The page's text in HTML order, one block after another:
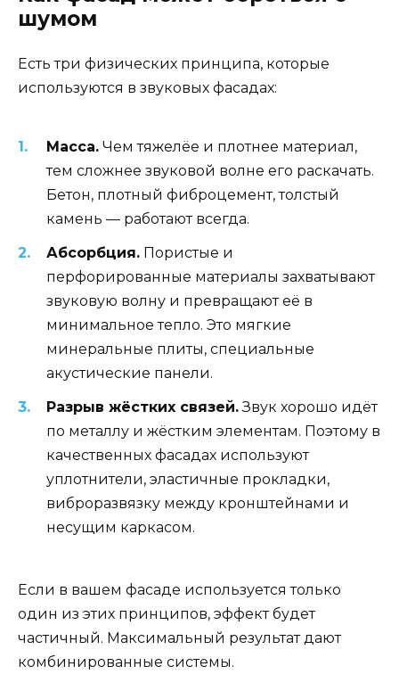
шумом
Есть три физических принципа, которые
используются в звуковых фасадах:
Масса. Чем тяжелёе и плотнее материал,
тем сложнее звуковой волне его раскачать.
Бетон, плотный фиброцемент, толстый
камень — работают всегда.
Абсорбция. Пористые и
перфорированные материалы захватывают
звуковую волну и превращают её в
минимальное тепло. Это мягкие
минеральные плиты, специальные
акустические панели.
Разрыв жёстких связей.Звук хорошо идёт
по металлу и жёстким элементам. Поэтому в
качественных фасадах используют
уплотнители, эластичные прокладки,
виброразвязку между кронштейнами и
несущим каркасом.
Если в вашем фасаде используется только
один из этих принципов, эффект будет
частичный. Максимальный результат дают
комбинированные системы.